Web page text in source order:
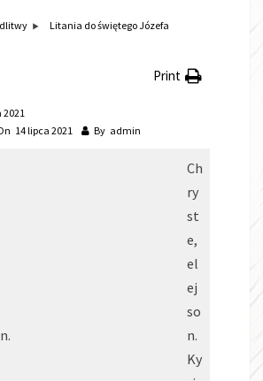
Litania do świętego Józefa
Print
2021
14 lipca 2021 By admin
Ch
ry
st
e,
el
ej
so
n.
Ky